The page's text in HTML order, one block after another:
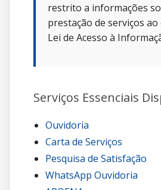
restrito a informações
prestação de serviços ao
Lei de Acesso à
Serviços Essenciais
Ouvidoria
Carta de Serviços
Pesquisa de Satisfação
WhatsApp Ouvidoria